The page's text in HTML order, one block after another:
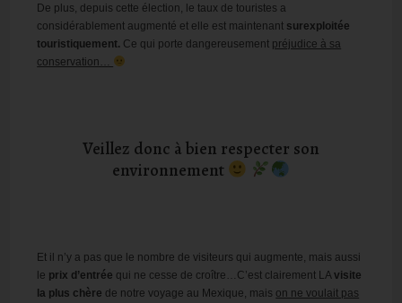
De plus, depuis cette élection, le taux de touristes a
considérablement augmenté et elle est maintenant surexploitée
touristiquement. Ce qui porte dangereusement préjudice à sa
conservation…
Veillez donc à bien respecter son
environnement
Et il n’y a pas que le nombre de visiteurs qui augmente, mais aussi
le prix d’entrée qui ne cesse de croître…C’est clairement LAvisite
la plus chère de notre voyage au Mexique, mais on ne voulait pas